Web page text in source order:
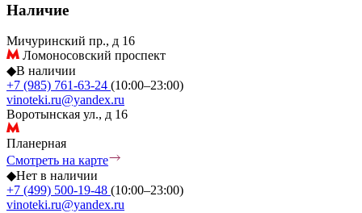
Наличие
Мичуринский пр., д 16
Ломоносовский проспект
◆В наличии
+7 (985) 761-63-24 (10:00–23:00)
vinoteki.ru@yandex.ru
Воротынская ул., д 16
Планерная
Смотреть на карте
◆Нет в наличии
+7 (499) 500-19-48 (10:00–23:00)
vinoteki.ru@yandex.ru